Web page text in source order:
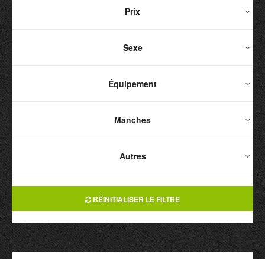
Prix
Sexe
Équipement
Manches
Autres
RÉINITIALISER LE FILTRE